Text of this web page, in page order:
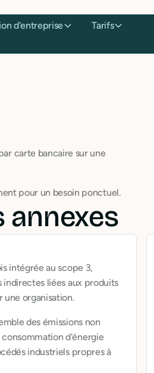
d'entreprise
Tarifs
carte bancaire sur une
pour un besoin ponctuel.
annexes
intégrée au scope 3,
indirectes liées aux produits
une organisation.
des émissions non
d'énergie
industriels propres à